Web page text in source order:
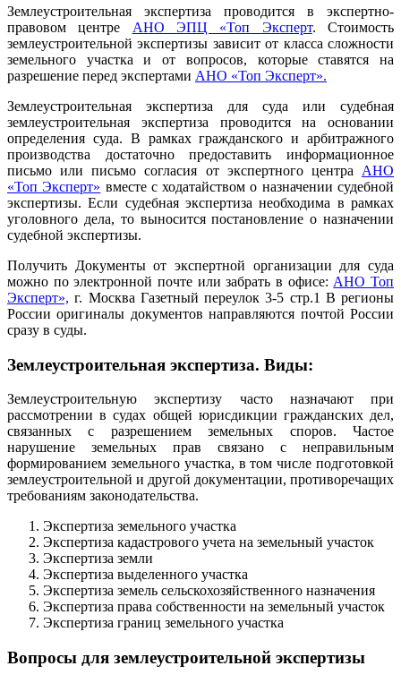
Землеустроительная экспертиза проводится в экспертно-
правовом центре АНО ЭПЦ «Топ Эксперт. Стоимость
землеустроительной экспертизы зависит от класса сложности
земельного участка и от вопросов, которые ставятся на
разрешение перед экспертами АНО «Топ Эксперт».
Землеустроительная экспертиза для суда или судебная
землеустроительная экспертиза проводится на основании
определения суда. В рамках гражданского и арбитражного
производства достаточно предоставить информационное
письмо или письмо согласия от экспертного центра АНО
«Топ Эксперт» вместе с ходатайством о назначении судебной
экспертизы. Если судебная экспертиза необходима в рамках
уголовного дела, то выносится постановление о назначении
судебной экспертизы.
Получить Документы от экспертной организации для суда
можно по электронной почте или забрать в офисе: АНО Топ
Эксперт», г. Москва Газетный переулок 3-5 стр.1 В регионы
России оригиналы документов направляются почтой России
сразу в суды.
Землеустроительная экспертиза. Виды:
Землеустроительную экспертизу часто назначают при
рассмотрении в судах общей юрисдикции гражданских дел,
связанных с разрешением земельных споров. Частое
нарушение земельных прав связано с неправильным
формированием земельного участка, в том числе подготовкой
землеустроительной и другой документации, противоречащих
требованиям законодательства.
Экспертиза земельного участка
Экспертиза кадастрового учета на земельный участок
Экспертиза земли
Экспертиза выделенного участка
Экспертиза земель сельскохозяйственного назначения
Экспертиза права собственности на земельный участок
Экспертиза границ земельного участка
Вопросы для землеустроительной экспертизы